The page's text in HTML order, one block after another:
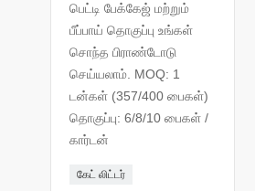
பெட்டி பேக்கேஜ் மற்றும்
பீப்பாய் தொகுப்பு உங்கள்
சொந்த பிராண்டோடு
செய்யலாம். MOQ: 1
டன்கள் (357/400 பைகள்)
தொகுப்பு: 6/8/10 பைகள் /
கார்டன்
கேட் லிட்டர்